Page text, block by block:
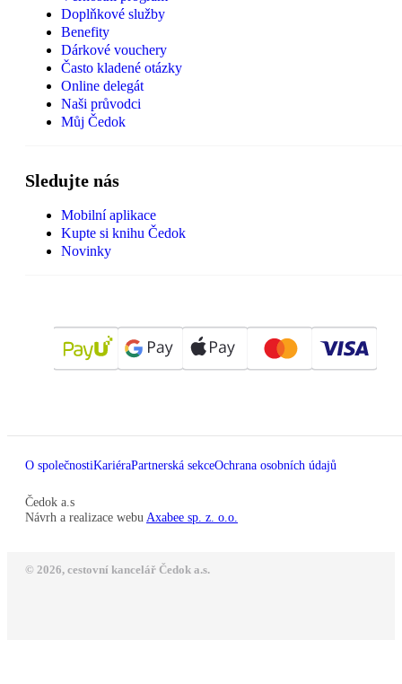
Doplňkové služby
Benefity
Dárkové vouchery
Často kladené otázky
Online delegát
Naši průvodci
Můj Čedok
Sledujte nás
Mobilní aplikace
Kupte si knihu Čedok
Novinky
O společnostiKariéraPartnerská sekceOchrana osobních údajů
Čedok a.s
Návrh a realizace webu Axabee sp. z. o.o.
© 2026, cestovní kancelář Čedok a.s.